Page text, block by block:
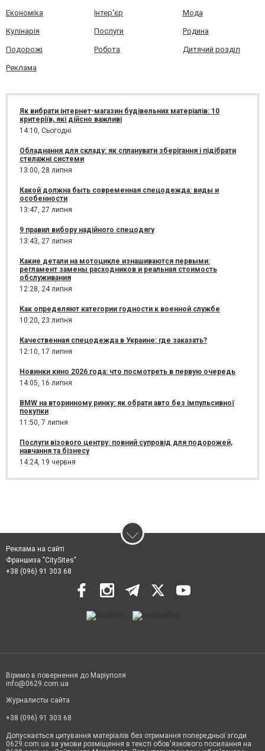
Економіка Інтер'єр Мода
Кулінарія Послуги Родина
Подорожі Робота Дитячий розділ
Реклама
Як вибрати інтернет-магазин будівельних матеріалів: 10
критеріїв, які дійсно важливі
14:10, Сьогодні
Обладнання для складу: як спланувати зберігання і підібрати
стелажні системи
13:00, 28 липня
Какой должна быть современная спецодежда: виды и
особенности
13:47, 27 липня
9 правил вибору надійного спецодягу
13:43, 27 липня
Какие детали на мотоцикле изнашиваются первыми:
регламент замены расходников и реальная стоимость
обслуживания
12:28, 24 липня
Как определяют категории годности к военной службе
10:20, 23 липня
Качественная спецодежда в Украине: где заказать?
12:10, 17 липня
Новинки кино 2026 года: что посмотреть в первую очередь
14:05, 16 липня
BMW на вторинному ринку: як обрати авто без імпульсивної
покупки
11:50, 7 липня
Послуги візового центру: повний супровід для подорожей,
навчання та бізнесу
14:24, 19 червня
Реклама на сайті
Франшиза "CitySites"
+38 (096) 91 303 68
Віримо в повернення до Маріуполя
info@0629.com.ua
Журналисты сайта
+38 (096) 91 303 68
Допускається цитування матеріалів без отримання попередньої згоди
0629.com.ua за умови розміщення в тексті обов'язкового посилання на